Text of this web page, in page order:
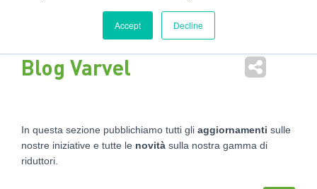
Accept Decline
Blog Varvel
In questa sezione pubblichiamo tutti gli aggiornamenti sulle
nostre iniziative e tutte le novità sulla nostra gamma di
riduttori.